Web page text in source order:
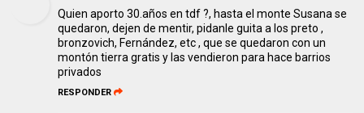
Quien aporto 30.años en tdf ?, hasta el monte Susana se
quedaron, dejen de mentir, pidanle guita a los preto ,
bronzovich, Fernández, etc , que se quedaron con un
montón tierra gratis y las vendieron para hace barrios
privados
RESPONDER